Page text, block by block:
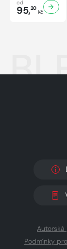
od
95,20
Kč
Autorská
Podmínky